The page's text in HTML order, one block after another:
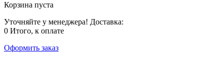
Корзина пуста
Уточняйте у менеджера! Доставка:
0 Итого, к оплате
Оформить заказ